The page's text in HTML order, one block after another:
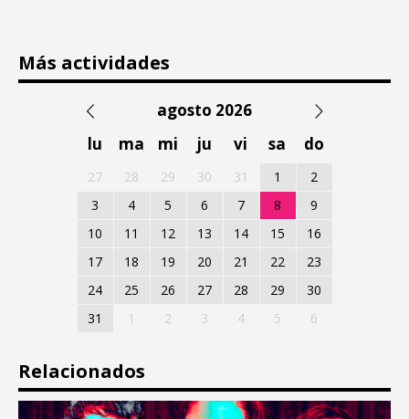
Más actividades
agosto 2026
lu
ma mi ju vi sa do
27 28 29 30 31 1
2
3
4 5 6 7 8
9
10
11 12 13 14 15
16
17
18 19 20 21 22
23
24
25 26 27 28 29
30
31
1 2 3 4 5 6
Relacionados